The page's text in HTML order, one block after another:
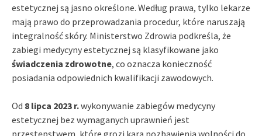
estetycznej są jasno określone. Według prawa, tylko lekarze
mają prawo do przeprowadzania procedur, które naruszają
integralność skóry. Ministerstwo Zdrowia podkreśla, że
zabiegi medycyny estetycznej są klasyfikowane jako
świadczenia zdrowotne, co oznacza konieczność
posiadania odpowiednich kwalifikacji zawodowych.
Od 8 lipca 2023 r.wykonywanie zabiegów medycyny
estetycznej bez wymaganych uprawnień jest
przestępstwem, które grozi karą pozbawienia wolności do